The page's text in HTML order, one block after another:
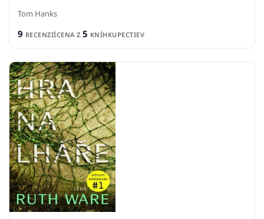
Tom Hanks
9 RECENZIÍCENA Z 5 KNÍHKUPECTIEV